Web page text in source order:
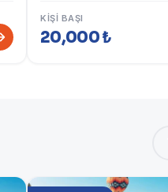
KIŞI BAŞI
20,000 ₺